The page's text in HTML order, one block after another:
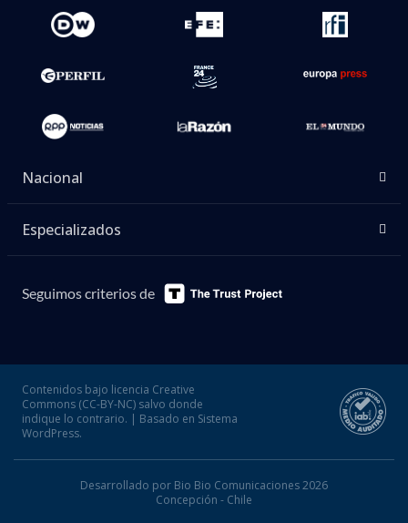
Nacional
Especializados
Seguimos criterios de
Contenidos bajo licencia Creative
Commons (CC-BY-NC) salvo donde
indique lo contrario. | Basado en Sistema
WordPress.
Desarrollado por Bio Bio Comunicaciones 2026
Concepción - Chile